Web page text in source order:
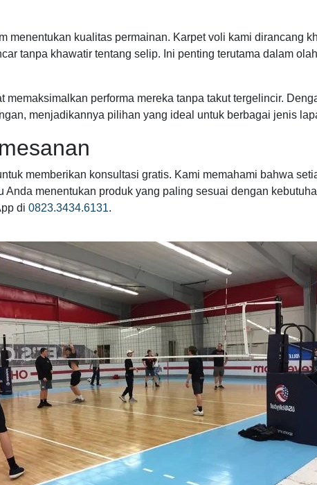
menentukan kualitas permainan. Karpet voli kami dirancang
tanpa khawatir tentang selip. Ini penting terutama dalam
performa mereka tanpa takut tergelincir.
menjadikannya pilihan yang ideal untuk berbagai jenis
memberikan konsultasi gratis. Kami memahami bahwa
Anda menentukan produk yang paling sesuai dengan
di 0823.3434.6131.